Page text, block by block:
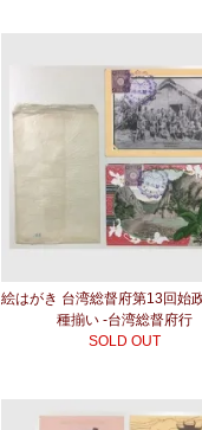
絵はがき 台湾総督府第13回始
種揃い -台湾総督府行
SOLD OUT